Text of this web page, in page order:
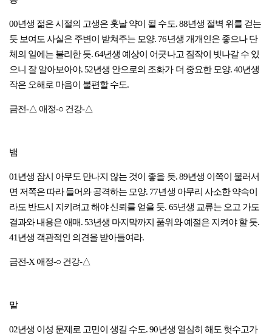
00년생 젊은 시절의 고생은 훗날 약이 될 수도. 88년생 절벽 위를 걷는
듯 보여도 사실은 주변이 받쳐주는 모양. 76년생 개개인은 좋으나 단
체의 일에는 불리한 듯. 64년생 예상이 어긋나고 짐작이 빗나갈 수 있
으니 잘 알아보아야. 52년생 안으로의 조화가 더 중요한 모양. 40년생
작은 오해로 마음이 불편할 수도.
금전-△ 애정-○ 건강-△
뱀
01년생 잠시 아무도 만나지 않는 것이 좋을 듯. 89년생 이쪽이 물러서
면 저쪽은 따라 들어와 공격하는 모양. 77년생 아무리 사소한 약속이
라도 반드시 지키려고 해야 신뢰를 얻을 듯. 65년생 교류는 오고 가도
결과와 내용은 애매. 53년생 마지막까지 품위와 예절은 지켜야 할 듯.
41년생 객관적인 의견을 받아들여라.
금전-X 애정-○ 건강-△
말
02년생 이성 문제로 고민이 생길 수도. 90년생 열심히 해도 헛수고가